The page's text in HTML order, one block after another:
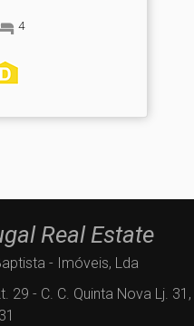
4
Real Estate
- Imóveis, Lda
29 - C. C. Quinta Nova Lj. 31,